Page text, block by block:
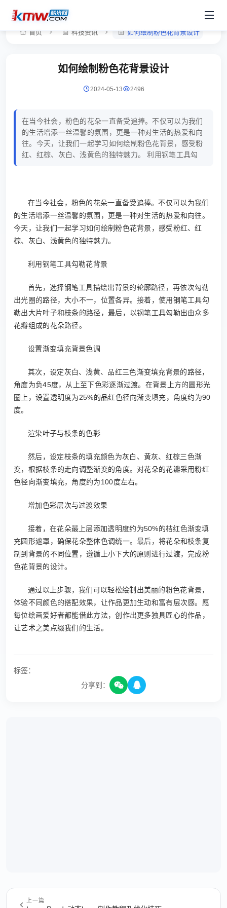
首页 科技资讯 如何绘制粉色花背景设计
如何绘制粉色花背景设计
2024-05-13 2496
在当今社会，粉色的花朵一直备受追捧。不仅可以为我们
的生活增添一丝温馨的氛围，更是一种对生活的热爱和向
往。今天，让我们一起学习如何绘制粉色花背景，感受粉
红、红棕、灰白、浅黄色的独特魅力。 利用钢笔工具勾
在当今社会，粉色的花朵一直备受追捧。不仅可以为我们
的生活增添一丝温馨的氛围，更是一种对生活的热爱和向往。
今天，让我们一起学习如何绘制粉色花背景，感受粉红、红
棕、灰白、浅黄色的独特魅力。
利用钢笔工具勾勒花背景
首先，选择钢笔工具描绘出背景的轮廓路径，再依次勾勒
出光圈的路径，大小不一，位置各异。接着，使用钢笔工具勾
勒出大片叶子和枝条的路径，最后，以钢笔工具勾勒出由众多
花瓣组成的花朵路径。
设置渐变填充背景色调
其次，设定灰白、浅黄、品红三色渐变填充背景的路径，
角度为负45度，从上至下色彩逐渐过渡。在背景上方的圆形光
圈上，设置透明度为25%的品红色径向渐变填充，角度约为90
度。
渲染叶子与枝条的色彩
然后，设定枝条的填充颜色为灰白、黄灰、红棕三色渐
变，根据枝条的走向调整渐变的角度。对花朵的花瓣采用粉红
色径向渐变填充，角度约为100度左右。
增加色彩层次与过渡效果
接着，在花朵最上层添加透明度约为50%的桔红色渐变填
充圆形遮罩，确保花朵整体色调统一。最后，将花朵和枝条复
制到背景的不同位置，遵循上小下大的原则进行过渡，完成粉
色花背景的设计。
通过以上步骤，我们可以轻松绘制出美丽的粉色花背景，
体验不同颜色的搭配效果，让作品更加生动和富有层次感。愿
每位绘画爱好者都能借此方法，创作出更多独具匠心的作品，
让艺术之美点缀我们的生活。
标签：
分享到：
上一篇